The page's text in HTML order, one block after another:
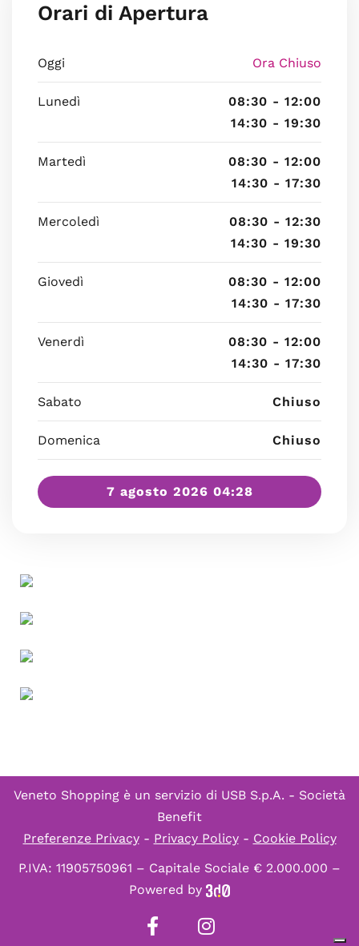
Orari di Apertura
Oggi Ora Chiuso
Lunedì
08:30 - 12:00
14:30 - 19:30
Martedì
08:30 - 12:00
14:30 - 17:30
Mercoledì
08:30 - 12:30
14:30 - 19:30
Giovedì
08:30 - 12:00
14:30 - 17:30
Venerdì
08:30 - 12:00
14:30 - 17:30
Sabato Chiuso
Domenica Chiuso
7 agosto 2026 04:28
Veneto Shopping è un servizio di USB S.p.A. - Società
Benefit
Preferenze Privacy- Privacy Policy- Cookie Policy
P.IVA: 11905750961 – Capitale Sociale € 2.000.000 –
Powered by